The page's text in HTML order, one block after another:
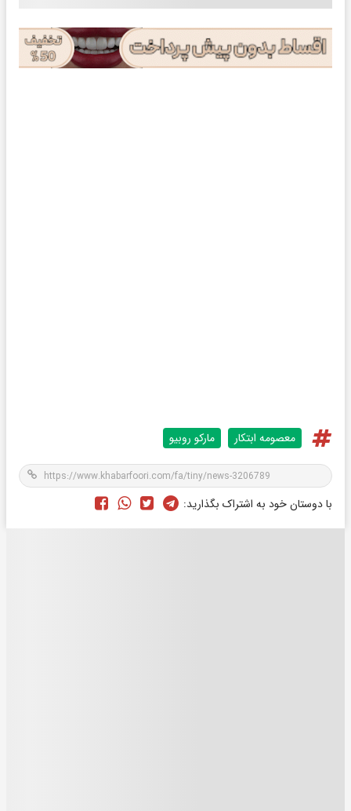
معصومه ابتکار مارکو روبیو
با دوستان خود به اشتراک بگذارید: